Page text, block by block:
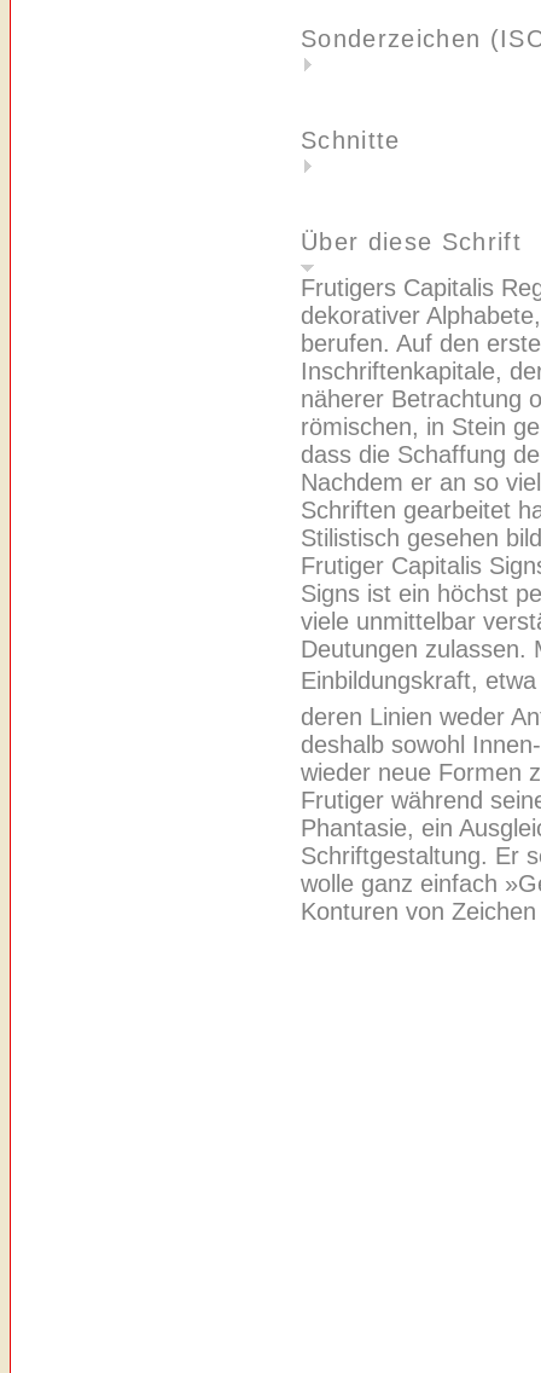
Sonderzeichen
Schnitte
Über diese Schrift
Frutigers Capitalis
dekorativer
berufen. Auf den
Inschriftenkapitale,
näherer Betrachtung
römischen, in Stein
dass die Schaffung
Nachdem er an so
Schriften gearbeitet
Stilistisch gesehen
Frutiger Capitalis
Signs ist ein höchst
viele unmittelbar
Deutungen zulassen.
Einbildungskraft,
deren Linien weder
deshalb sowohl
wieder neue Formen
Frutiger während
Phantasie, ein
Schriftgestaltung. Er
wolle ganz einfach
Konturen von